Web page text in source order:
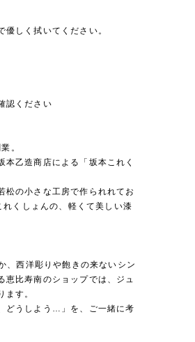
しく拭いてください。
認ください
。
乙造商店による「坂本これく
松の小さな工房で作られれてお
くしょんの、軽くて美しい漆
西洋彫りや飽きの来ないシン
恵比寿南のショップでは、ジュ
す。
どうしよう…」を、ご一緒に考